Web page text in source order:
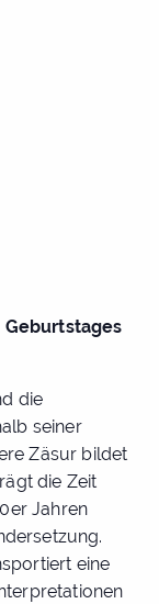
Geburtstages
die
seiner
Zäsur bildet
die Zeit
Jahren
eine